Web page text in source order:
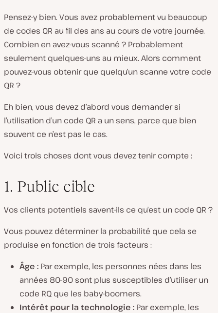
Pensez-y bien. Vous avez probablement vu beaucoup
de codes QR au fil des ans au cours de votre journée.
Combien en avez-vous scanné ? Probablement
seulement quelques-uns au mieux. Alors comment
pouvez-vous obtenir que quelqu’un scanne votre code
QR ?
Eh bien, vous devez d’abord vous demander si
l’utilisation d’un code QR a un sens, parce que bien
souvent ce n’est pas le cas.
Voici trois choses dont vous devez tenir compte :
1. Public cible
Vos clients potentiels savent-ils ce qu’est un code QR ?
Vous pouvez déterminer la probabilité que cela se
produise en fonction de trois facteurs :
Âge : Par exemple, les personnes nées dans les
années 80-90 sont plus susceptibles d’utiliser un
code RQ que les baby-boomers.
Intérêt pour la technologie : Par exemple, les